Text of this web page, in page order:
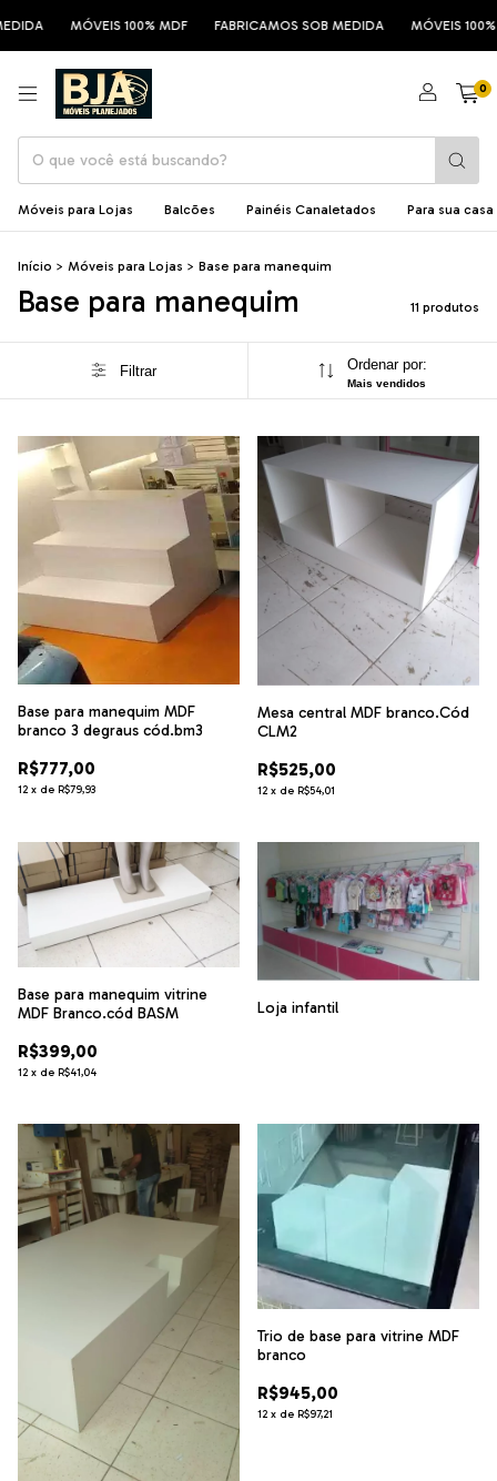
MÓVEIS 100% MDF FABRICAMOS SOB MEDIDA MÓVEIS 100%
0
Móveis para Lojas Balcões Painéis Canaletados Para sua casa
Início > Móveis para Lojas > Base para manequim
Base para manequim 11 produtos
Filtrar Ordenar por:
Mais vendidos
Base para manequim MDF
branco 3 degraus cód.bm3
R$777,00
12 x de R$79,93
Mesa central MDF branco.Cód
CLM2
R$525,00
12 x de R$54,01
Base para manequim vitrine
MDF Branco.cód BASM
R$399,00
12 x de R$41,04
Loja infantil
Trio de base para vitrine MDF
branco
R$945,00
12 x de R$97,21